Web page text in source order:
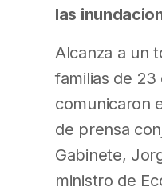
las
Alcanza a un
familias de 23
comunicaron
de prensa
Gabinete,
ministro de